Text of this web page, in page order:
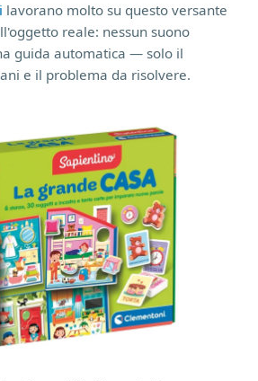
lavorano molto su questo versante
reale: nessun suono
guida automatica — solo il
e il problema da risolvere.